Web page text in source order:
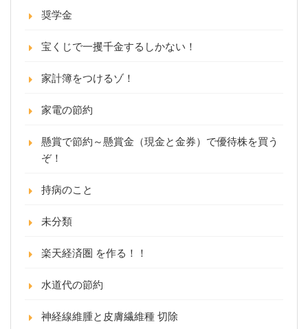
奨学金
宝くじで一攫千金するしかない！
家計簿をつけるゾ！
家電の節約
懸賞で節約～懸賞金（現金と金券）で優待株を買う
ぞ！
持病のこと
未分類
楽天経済圏 を作る！！
水道代の節約
神経線維腫と皮膚繊維種 切除